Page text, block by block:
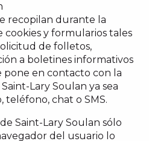
recopilan durante la
cookies y formularios tales
de folletos,
a boletines informativos
pone en contacto con la
Lary Soulan ya sea
chat o SMS.
Saint-Lary Soulan sólo
del usuario lo